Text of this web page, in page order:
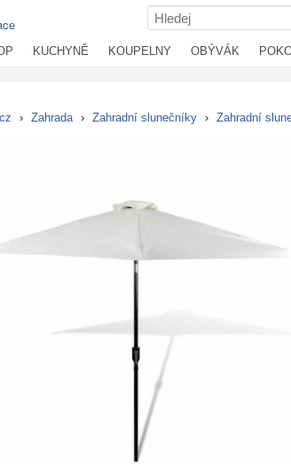
KUCHYNĚ KOUPELNY OBÝVÁK
› Zahrada › Zahradní slunečníky › Zahradní